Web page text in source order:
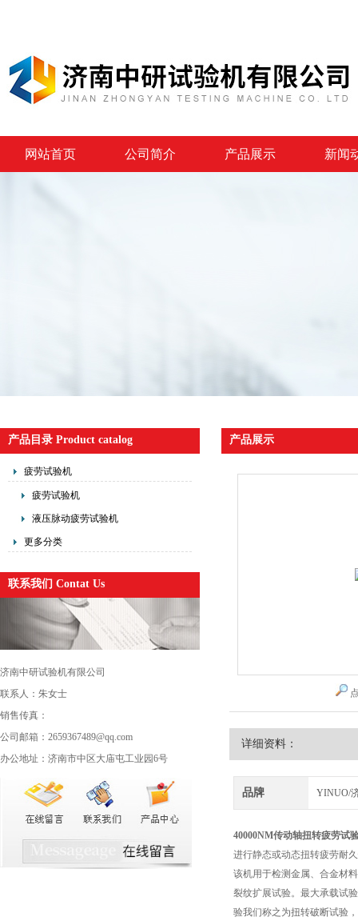
网站首页 公司简介 产品展示 新闻
产品目录 Product catalog
疲劳试验机
疲劳试验机
液压脉动疲劳试验机
更多分类
联系我们 Contat Us
济南中研试验机有限公司
联系人：朱女士
销售传真：
公司邮箱：2659367489@qq.com
办公地址：济南市中区大庙屯工业园6号
产品展示
详细资料：
品牌 YINUO/
40000NM传动轴扭转疲劳试
进行静态或动态扭转疲劳耐
该机用于检测金属、合金材
裂纹扩展试验。最大承载试
验我们称之为扭转破断试验